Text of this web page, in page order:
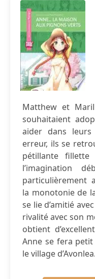
Matthew et
souhaitaient
aider dans
erreur, ils se
pétillante
l’imagination
particulièrement
la monotonie de
se lie d’amitié
rivalité avec son
obtient
Anne se fera
le village d’Avonlea.